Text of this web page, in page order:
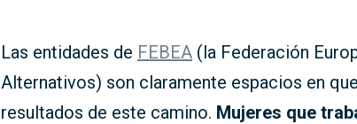
Las entidades de FEBEA (la Federación
Alternativos) son claramente espacios en
resultados de este camino. Mujeres que